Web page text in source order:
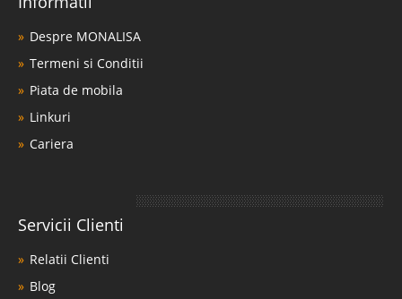
Despre MONALISA
Termeni si Conditii
Piata de mobila
Linkuri
Cariera
Servicii Clienti
Relatii Clienti
Blog